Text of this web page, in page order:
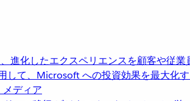
進化したエクスペリエンスを顧客や従業
して、Microsoft への投資効果を最大化す
メディア